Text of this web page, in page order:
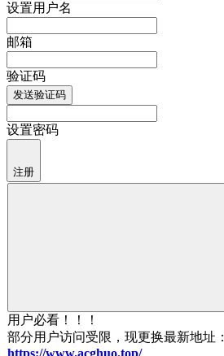
设置用户名
邮箱
验证码
发送验证码
设置密码
注册
用户必看！！！
部分用户访问受限，现更换最新地址：